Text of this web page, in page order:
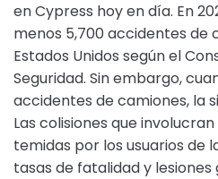
en Cypress hoy en día. En
menos 5,700 accidentes de
Estados Unidos según el
Seguridad. Sin embargo,
accidentes de camiones, la
Las colisiones que
temidas por los usuarios de
tasas de fatalidad y lesiones